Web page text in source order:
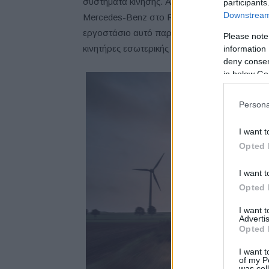
Please
information
deny
in below
I want
Opted
I want
Opted
I want
Opted
I want
of my
Mercedes-Benz στο Rastatt έχουν ηλεκτρικές
εργοστάσιο αυτό παράγονται επίσης οι A-
κινητήρες εσωτερικής καύσης καθώς και σε